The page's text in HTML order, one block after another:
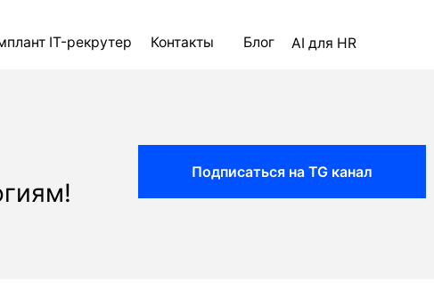
Контакты Блог AI для HR
Подписаться на TG канал